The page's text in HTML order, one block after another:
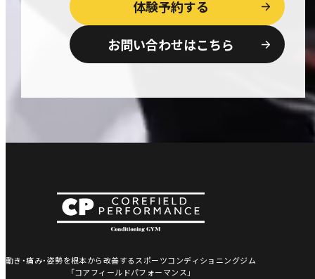
体験予約する
お問い合わせはこちら
動き・痛み・姿勢を根本から改善するスポーツコンディショニングジム
「コアフィールドパフォーマンス」